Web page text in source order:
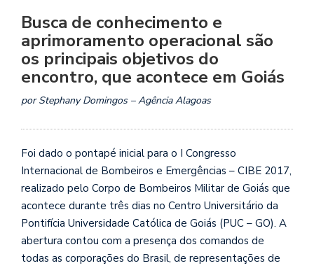
Busca de conhecimento e
aprimoramento operacional são
os principais objetivos do
encontro, que acontece em Goiás
por Stephany Domingos – Agência Alagoas
Foi dado o pontapé inicial para o I Congresso
Internacional de Bombeiros e Emergências – CIBE 2017,
realizado pelo Corpo de Bombeiros Militar de Goiás que
acontece durante três dias no Centro Universitário da
Pontifícia Universidade Católica de Goiás (PUC – GO). A
abertura contou com a presença dos comandos de
todas as corporações do Brasil, de representações de